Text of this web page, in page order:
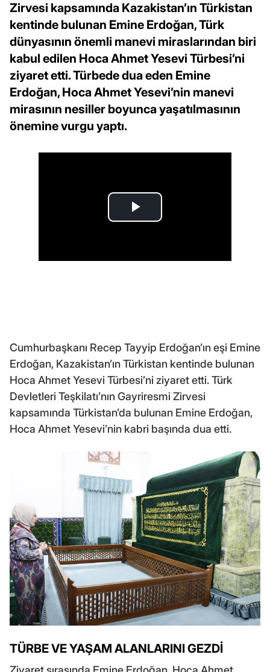
Zirvesi kapsamında Kazakistan’ın Türkistan
kentinde bulunan Emine Erdoğan, Türk
dünyasının önemli manevi miraslarından biri
kabul edilen Hoca Ahmet Yesevi Türbesi’ni
ziyaret etti. Türbede dua eden Emine
Erdoğan, Hoca Ahmet Yesevi’nin manevi
mirasının nesiller boyunca yaşatılmasının
önemine vurgu yaptı.
Cumhurbaşkanı Recep Tayyip Erdoğan’ın eşi Emine
Erdoğan, Kazakistan’ın Türkistan kentinde bulunan
Hoca Ahmet Yesevi Türbesi’ni ziyaret etti. Türk
Devletleri Teşkilatı’nın Gayriresmi Zirvesi
kapsamında Türkistan’da bulunan Emine Erdoğan,
Hoca Ahmet Yesevi’nin kabri başında dua etti.
TÜRBE VE YAŞAM ALANLARINI GEZDİ